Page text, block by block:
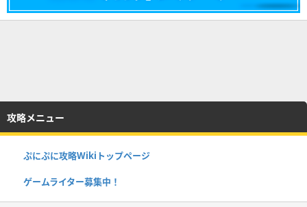
攻略メニュー
ぷにぷに攻略Wikiトップページ
ゲームライター募集中！